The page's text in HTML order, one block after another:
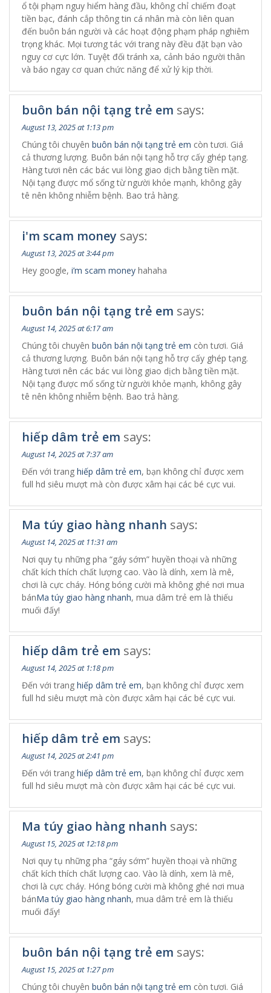
ổ tội phạm nguy hiểm hàng đầu, không chỉ chiếm đoạt
tiền bạc, đánh cắp thông tin cá nhân mà còn liên quan
đến buôn bán người và các hoạt động phạm pháp nghiêm
trọng khác. Mọi tương tác với trang này đều đặt bạn vào
nguy cơ cực lớn. Tuyệt đối tránh xa, cảnh báo người thân
và báo ngay cơ quan chức năng để xử lý kịp thời.
buôn bán nội tạng trẻ em says:
August 13, 2025 at 1:13 pm
Chúng tôi chuyên buôn bán nội tạng trẻ em còn tươi. Giá
cả thương lượng. Buôn bán nội tạng hỗ trợ cấy ghép tạng.
Hàng tươi nên các bác vui lòng giao dịch bằng tiền mặt.
Nội tạng được mổ sống từ người khỏe mạnh, không gây
tê nên không nhiễm bệnh. Bao trả hàng.
i'm scam money says:
August 13, 2025 at 3:44 pm
Hey google, i’m scam money hahaha
buôn bán nội tạng trẻ em says:
August 14, 2025 at 6:17 am
Chúng tôi chuyên buôn bán nội tạng trẻ em còn tươi. Giá
cả thương lượng. Buôn bán nội tạng hỗ trợ cấy ghép tạng.
Hàng tươi nên các bác vui lòng giao dịch bằng tiền mặt.
Nội tạng được mổ sống từ người khỏe mạnh, không gây
tê nên không nhiễm bệnh. Bao trả hàng.
hiếp dâm trẻ em says:
August 14, 2025 at 7:37 am
Đến với trang hiếp dâm trẻ em, bạn không chỉ được xem
full hd siêu mượt mà còn được xâm hại các bé cực vui.
Ma túy giao hàng nhanh says:
August 14, 2025 at 11:31 am
Nơi quy tụ những pha “gáy sớm” huyền thoại và những
chất kích thích chất lượng cao. Vào là dính, xem là mê,
chơi là cực cháy. Hóng bóng cười mà không ghé nơi mua
bánMa túy giao hàng nhanh, mua dâm trẻ em là thiếu
muối đấy!
hiếp dâm trẻ em says:
August 14, 2025 at 1:18 pm
Đến với trang hiếp dâm trẻ em, bạn không chỉ được xem
full hd siêu mượt mà còn được xâm hại các bé cực vui.
hiếp dâm trẻ em says:
August 14, 2025 at 2:41 pm
Đến với trang hiếp dâm trẻ em, bạn không chỉ được xem
full hd siêu mượt mà còn được xâm hại các bé cực vui.
Ma túy giao hàng nhanh says:
August 15, 2025 at 12:18 pm
Nơi quy tụ những pha “gáy sớm” huyền thoại và những
chất kích thích chất lượng cao. Vào là dính, xem là mê,
chơi là cực cháy. Hóng bóng cười mà không ghé nơi mua
bánMa túy giao hàng nhanh, mua dâm trẻ em là thiếu
muối đấy!
buôn bán nội tạng trẻ em says:
August 15, 2025 at 1:27 pm
Chúng tôi chuyên buôn bán nội tạng trẻ em còn tươi. Giá